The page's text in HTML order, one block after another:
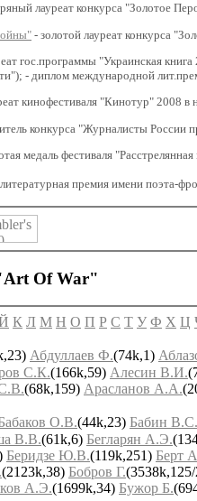
лауреат конкурса "Золотое
- золотой лауреат конкурса
гос.программы "Украинская
- диплом международной
кинофестиваля "Кинотур" 2008
конкурса "Журналисты России
медаль фестиваля
премия имени поэта-
Of War"
К Л М Н О П Р С Т У Ф Х Ц
Абдуллаев Ф.(74k,1)
С.К.(166k,59) Алесин В.И.
(68k,159) Арасланов А.А.
О.В.(44k,23) Бабин В.С.
В.В.(61k,6) Бегларян А.Э.
Беридзе Ю.В.(119k,251) Берт
(2123k,38) Бобров Г.
А.Э.(1699k,34) Бужор Б.